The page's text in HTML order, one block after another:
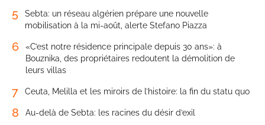
5
Sebta: un réseau algérien prépare une nouvelle
mobilisation à la mi-août, alerte Stefano Piazza
6
«C’est notre résidence principale depuis 30 ans»: à
Bouznika, des propriétaires redoutent la démolition de
leurs villas
7 Ceuta, Melilla et les miroirs de l’histoire: la fin du statu quo
8 Au-delà de Sebta: les racines du désir d’exil